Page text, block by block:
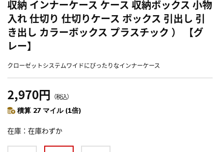
収納 インナーケース ケース 収納ボックス 小物
入れ 仕切り 仕切りケース ボックス 引出し 引
き出し カラーボックス プラスチック ） 【グ
レー】
クローゼットシステムワイドにぴったりなインナーケース
2,970円 （税込）
積算 27 マイル (1倍)
在庫 在庫わずか